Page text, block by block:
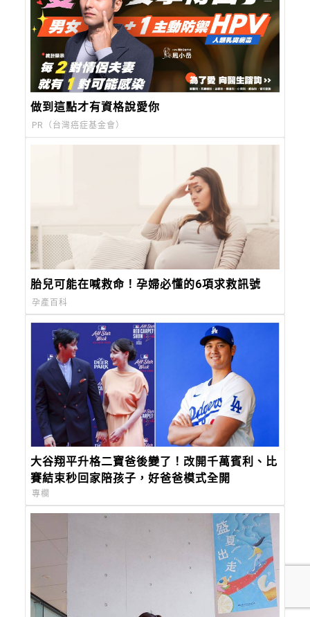
做到這點才有資格說愛你
PR（台灣癌症基金會）
胎兒可能在喊救命！孕婦必懂的6項求救訊號
孕產百科
大谷翔平升格二寶爸後變了！改開千萬賓利、比
賽結束秒回家陪孩子，好爸爸模式全開
專欄